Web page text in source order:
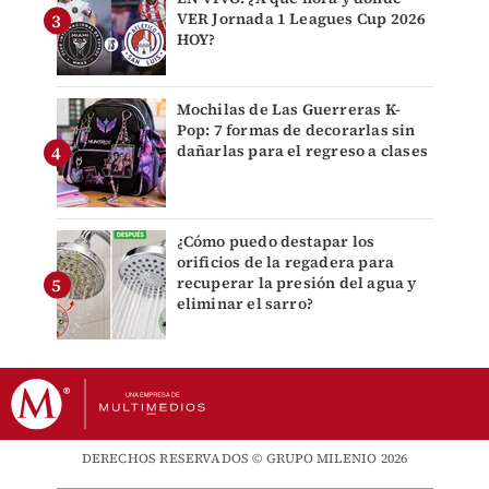
VER Jornada 1 Leagues Cup 2026
HOY?
Mochilas de Las Guerreras K-
Pop: 7 formas de decorarlas sin
dañarlas para el regreso a clases
¿Cómo puedo destapar los
orificios de la regadera para
recuperar la presión del agua y
eliminar el sarro?
DERECHOS RESERVADOS © GRUPO MILENIO 2026